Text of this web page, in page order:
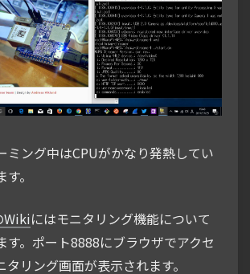
ミング中はCPUがかなり発熱してい
。
Wikiにはモニタリング機能について
す。ポート8888にブラウザでアクセ
タリング画面が表示されます。